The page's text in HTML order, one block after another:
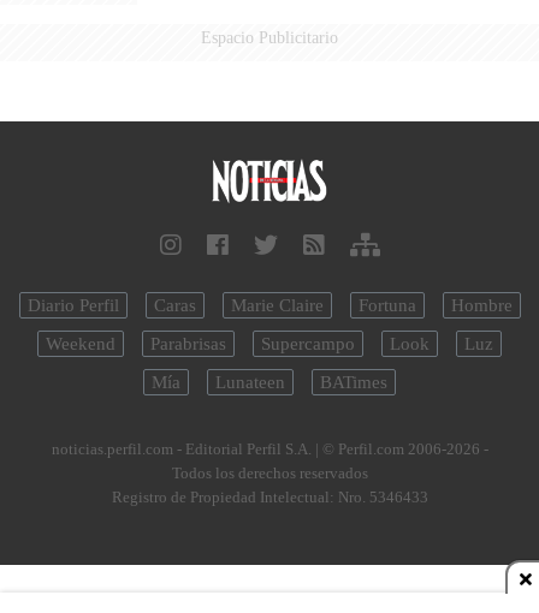
Espacio Publicitario
Diario Perfil Caras Marie Claire Fortuna
Hombre
Weekend
Parabrisas Supercampo Look
Luz
Mía
Lunateen BATimes
noticias.perfil.com - Editorial Perfil S.A. | © Perfil.com 2006-2026 -
Todos los derechos reservados
Registro de Propiedad Intelectual: Nro. 5346433